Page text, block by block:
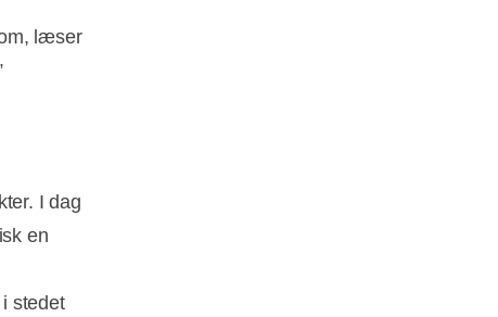
læser
I dag
en
stedet